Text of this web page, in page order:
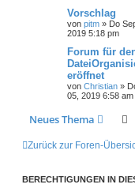
Vorschlag
von pitm » Do
2019 5:18 pm
Forum für
eröffnet
von Christian »
05, 2019 6:58 am
Neues Thema
Zurück zur Foren-
BERECHTIGUNGEN IN